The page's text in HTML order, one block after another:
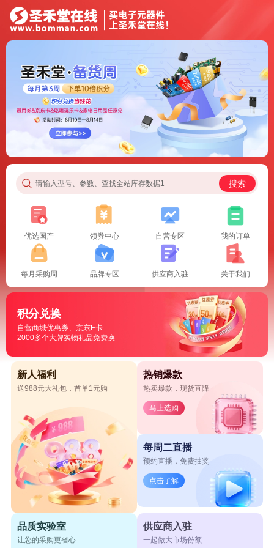
请输入型号、参数、查找全站库存数据1 搜索
优选国产 领券中心 自营专区 我的订单
每月采购周 品牌专区 供应商入驻 关于我们
积分兑换
自营商城优惠券、京东E卡
2000多个大牌实物礼品免费换
新人福利
送988元大礼包，首单1元购
热销爆款
热卖爆款，现货直降
马上选购
每周二直播
预约直播，免费抽奖
点击了解
品质实验室
让您的采购更省心
供应商入驻
一起做大市场份额